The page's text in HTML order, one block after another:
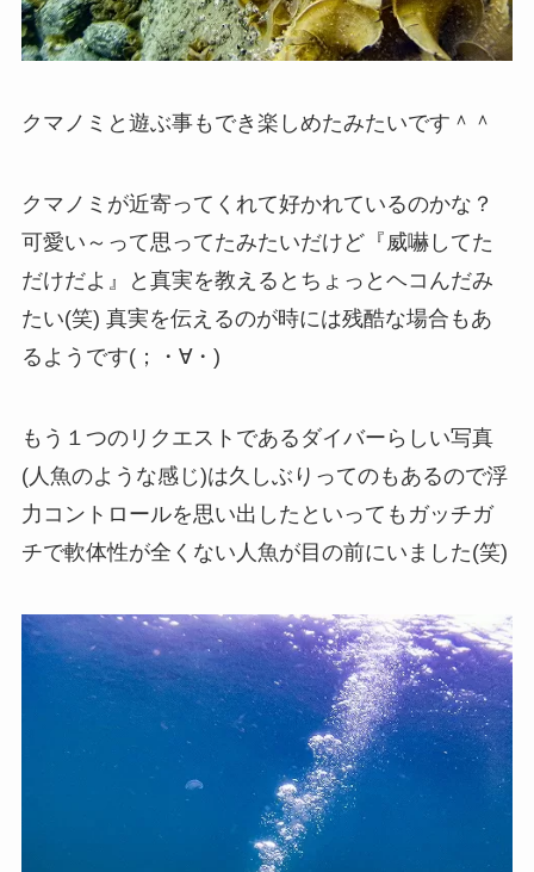
クマノミと遊ぶ事もでき楽しめたみたいです＾＾
クマノミが近寄ってくれて好かれているのかな？
可愛い～って思ってたみたいだけど『威嚇してた
だけだよ』と真実を教えるとちょっとヘコんだみ
たい(笑) 真実を伝えるのが時には残酷な場合もあ
るようです(；・∀・)
もう１つのリクエストであるダイバーらしい写真
(人魚のような感じ)は久しぶりってのもあるので浮
力コントロールを思い出したといってもガッチガ
チで軟体性が全くない人魚が目の前にいました(笑)